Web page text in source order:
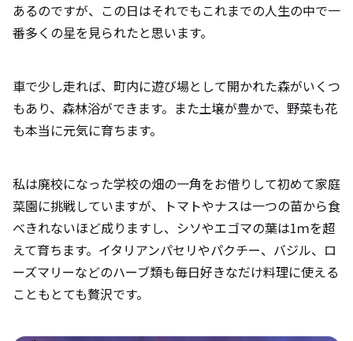
あるのですが、この日はそれでもこれまでの人生の中で一
番多くの星を見られたと思います。
車で少し走れば、町内に遊び場として開かれた森がいくつ
もあり、森林浴ができます。また土壌が豊かで、野菜も花
も本当に元気に育ちます。
私は廃校になった学校の畑の一角をお借りして初めて家庭
菜園に挑戦していますが、トマトやナスは一つの苗から食
べきれないほど成りますし、シソやエゴマの葉は1ｍを超
えて育ちます。イタリアンパセリやパクチー、バジル、ロ
ーズマリーなどのハーブ類も毎日好きなだけ料理に使える
こともとても贅沢です。